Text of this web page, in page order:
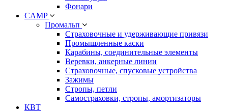
Фонари
CAMP
Промальп
Страховочные и удерживающие привязи
Промышленные каски
Карабины, соединительные элементы
Веревки, анкерные линии
Страховочные, спусковые устройства
Зажимы
Стропы, петли
Самостраховки, стропы, амортизаторы
КВТ